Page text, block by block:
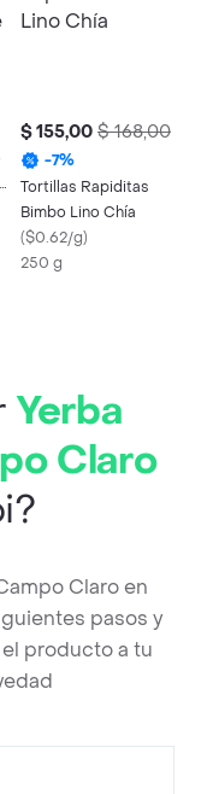
$ 155,00 $ 168,00
-7%
Tortillas Rapiditas
Bimbo Lino Chía
($0.62/g)
250 g
Yerba
Claro
Claro en
pasos y
producto a tu